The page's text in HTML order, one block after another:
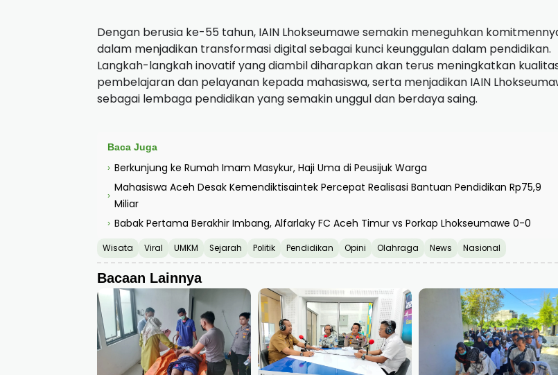
Dengan berusia ke-55 tahun, IAIN Lhokseumawe semakin meneguhkan
dalam menjadikan transformasi digital sebagai kunci keunggulan dalam pendidikan.
Langkah-langkah inovatif yang diambil diharapkan akan terus meningkatkan
pembelajaran dan pelayanan kepada mahasiswa, serta menjadikan IAIN
sebagai lembaga pendidikan yang semakin unggul dan berdaya saing.
Baca Juga
› Berkunjung ke Rumah Imam Masykur, Haji Uma di Peusijuk Warga
›
Mahasiswa Aceh Desak Kemendiktisaintek Percepat Realisasi Bantuan Pendidikan Rp75,9
Miliar
› Babak Pertama Berakhir Imbang, Alfarlaky FC Aceh Timur vs Porkap Lhokseumawe 0-0
Wisata Viral UMKM Sejarah Politik Pendidikan Opini Olahraga News Nasional
Bacaan Lainnya